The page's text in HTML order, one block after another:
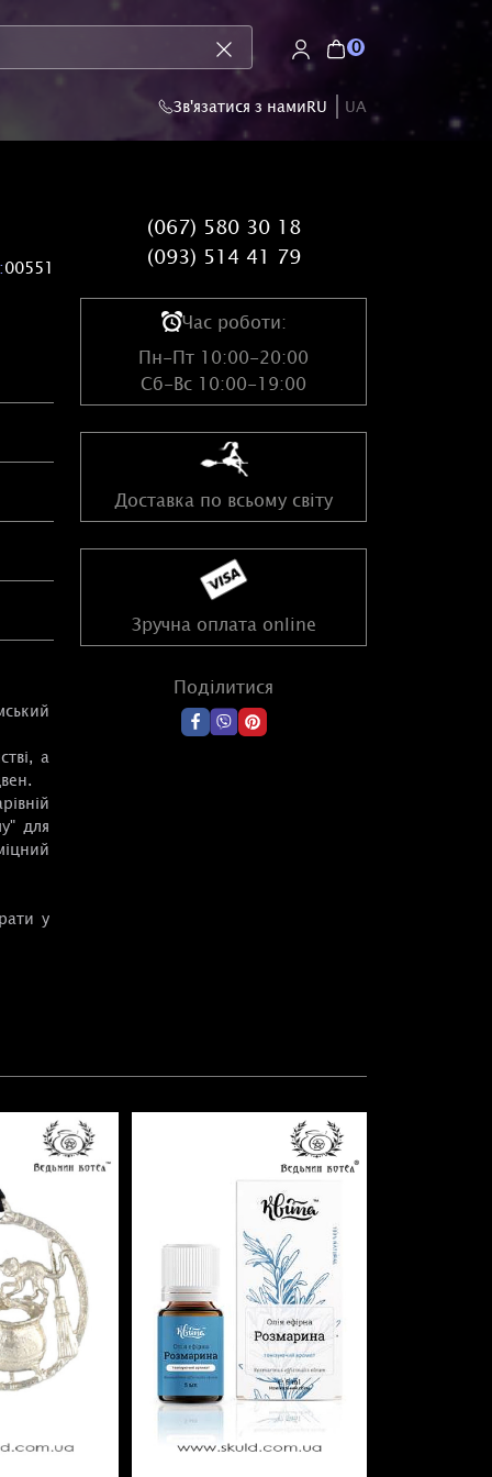
0
Зв'язатися з намиRU UA
00551
а
для
у
(067) 580 30 18
(093) 514 41 79
Час роботи:
Пн-Пт 10:00-20:00
Сб-Вс 10:00-19:00
Доставка по всьому світу
Зручна оплата online
Поділитися